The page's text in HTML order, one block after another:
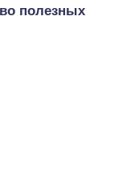
полезных